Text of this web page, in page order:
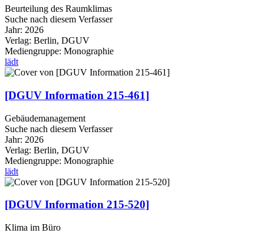
Beurteilung des Raumklimas
Suche nach diesem Verfasser
Jahr: 2026
Verlag: Berlin, DGUV
Mediengruppe: Monographie
lädt
[DGUV Information 215-461]
Gebäudemanagement
Suche nach diesem Verfasser
Jahr: 2026
Verlag: Berlin, DGUV
Mediengruppe: Monographie
lädt
[DGUV Information 215-520]
Klima im Büro